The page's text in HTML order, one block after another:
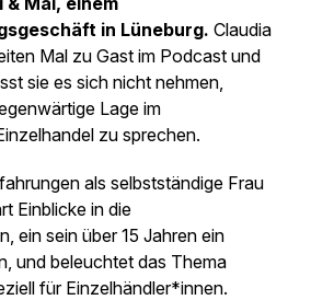
in Lüneburg. Claudia
Mal zu Gast im Podcast und
sie es sich nicht nehmen,
Lage im
zu sprechen.
als selbstständige Frau
Einblicke in die
ein sein über 15 Jahren ein
und beleuchtet das Thema
für Einzelhändler*innen.